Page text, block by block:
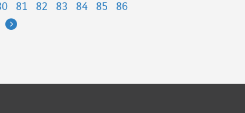
81 82 83 84 85
86
Next